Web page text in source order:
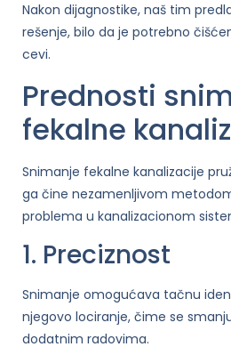
Nakon dijagnostike, naš tim
rešenje, bilo da je potrebno
cevi.
Prednosti
fekalne
Snimanje fekalne kanalizacije
ga čine nezamenljivom
problema u kanalizacionom
1. Preciznost
Snimanje omogućava tačnu
njegovo lociranje, čime se
dodatnim radovima.